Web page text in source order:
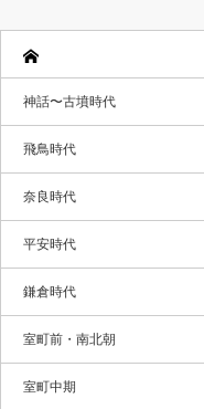
神話〜古墳時代
飛鳥時代
奈良時代
平安時代
鎌倉時代
室町前・南北朝
室町中期